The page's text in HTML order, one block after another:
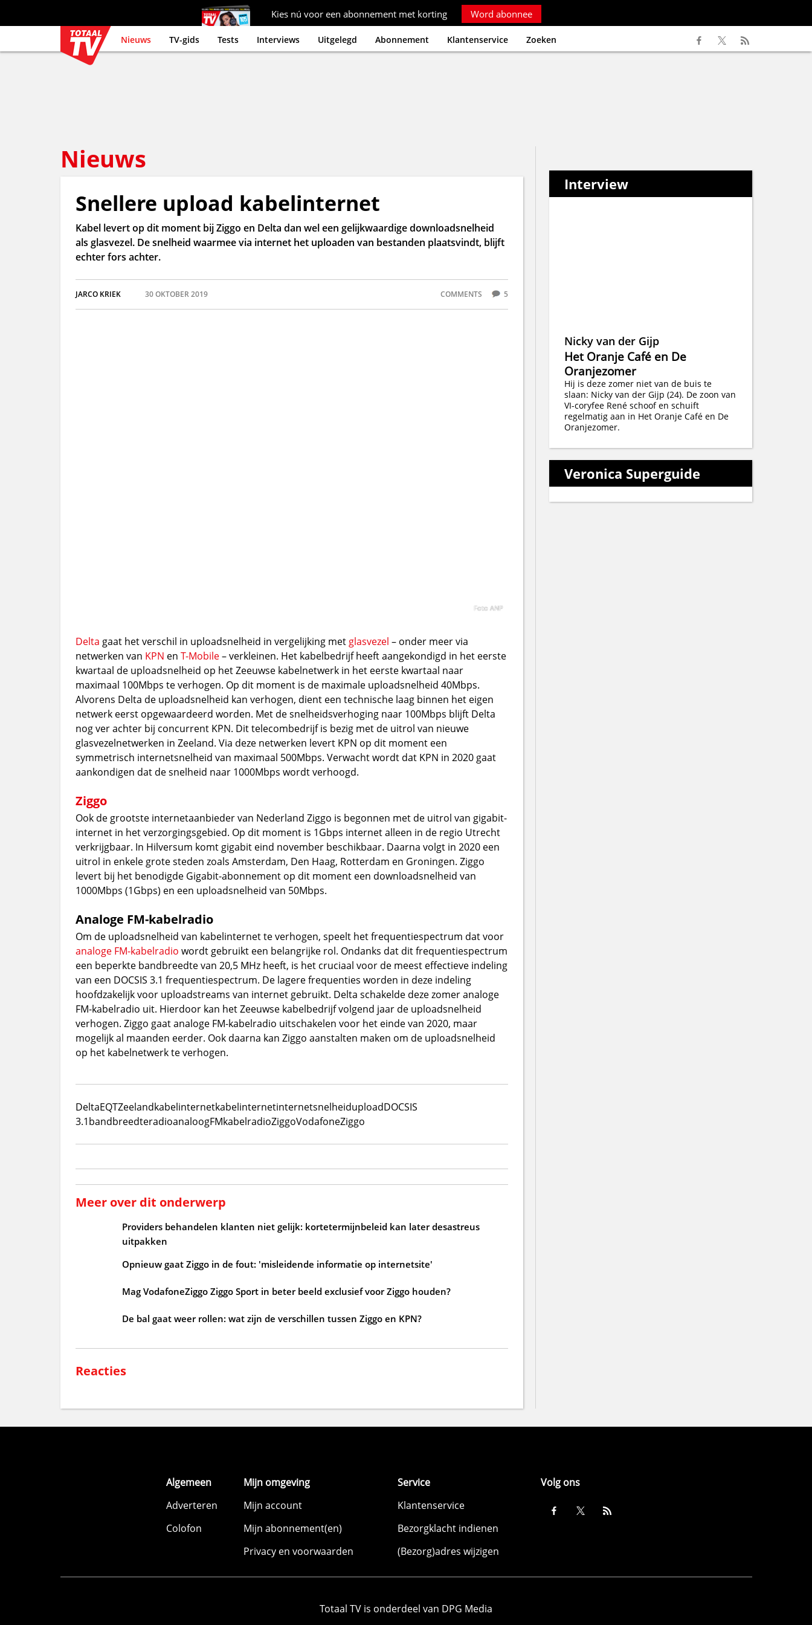
Kies nú voor een abonnement met korting Word abonnee
Nieuws TV-gids Tests Interviews Uitgelegd Abonnement Klantenservice Zoeken
Nieuws
Snellere upload kabelinternet
Kabel levert op dit moment bij Ziggo en Delta dan wel een gelijkwaardige downloadsnelheid
als glasvezel. De snelheid waarmee via internet het uploaden van bestanden plaatsvindt, blijft
echter fors achter.
JARCO KRIEK 30 OKTOBER 2019 COMMENTS 5
Foto ANP
Delta gaat het verschil in uploadsnelheid in vergelijking met glasvezel – onder meer via
netwerken van KPN en T-Mobile– verkleinen. Het kabelbedrijf heeft aangekondigd in het eerste
kwartaal de uploadsnelheid op het Zeeuwse kabelnetwerk in het eerste kwartaal naar
maximaal 100Mbps te verhogen. Op dit moment is de maximale uploadsnelheid 40Mbps.
Alvorens Delta de uploadsnelheid kan verhogen, dient een technische laag binnen het eigen
netwerk eerst opgewaardeerd worden. Met de snelheidsverhoging naar 100Mbps blijft Delta
nog ver achter bij concurrent KPN. Dit telecombedrijf is bezig met de uitrol van nieuwe
glasvezelnetwerken in Zeeland. Via deze netwerken levert KPN op dit moment een
symmetrisch internetsnelheid van maximaal 500Mbps. Verwacht wordt dat KPN in 2020 gaat
aankondigen dat de snelheid naar 1000Mbps wordt verhoogd.
Ziggo
Ook de grootste internetaanbieder van Nederland Ziggo is begonnen met de uitrol van gigabit-
internet in het verzorgingsgebied. Op dit moment is 1Gbps internet alleen in de regio Utrecht
verkrijgbaar. In Hilversum komt gigabit eind november beschikbaar. Daarna volgt in 2020 een
uitrol in enkele grote steden zoals Amsterdam, Den Haag, Rotterdam en Groningen. Ziggo
levert bij het benodigde Gigabit-abonnement op dit moment een downloadsnelheid van
1000Mbps (1Gbps) en een uploadsnelheid van 50Mbps.
Analoge FM-kabelradio
Om de uploadsnelheid van kabelinternet te verhogen, speelt het frequentiespectrum dat voor
analoge FM-kabelradio wordt gebruikt een belangrijke rol. Ondanks dat dit frequentiespectrum
een beperkte bandbreedte van 20,5 MHz heeft, is het cruciaal voor de meest effectieve indeling
van een DOCSIS 3.1 frequentiespectrum. De lagere frequenties worden in deze indeling
hoofdzakelijk voor uploadstreams van internet gebruikt. Delta schakelde deze zomer analoge
FM-kabelradio uit. Hierdoor kan het Zeeuwse kabelbedrijf volgend jaar de uploadsnelheid
verhogen. Ziggo gaat analoge FM-kabelradio uitschakelen voor het einde van 2020, maar
mogelijk al maanden eerder. Ook daarna kan Ziggo aanstalten maken om de uploadsnelheid
op het kabelnetwerk te verhogen.
DeltaEQTZeelandkabelinternetkabelinternetinternetsnelheiduploadDOCSIS
3.1bandbreedteradioanaloogFMkabelradioZiggoVodafoneZiggo
Meer over dit onderwerp
Providers behandelen klanten niet gelijk: kortetermijnbeleid kan later desastreus
uitpakken
Opnieuw gaat Ziggo in de fout: 'misleidende informatie op internetsite'
Mag VodafoneZiggo Ziggo Sport in beter beeld exclusief voor Ziggo houden?
De bal gaat weer rollen: wat zijn de verschillen tussen Ziggo en KPN?
Reacties
Interview
Nicky van der Gijp
Het Oranje Café en De
Oranjezomer
Hij is deze zomer niet van de buis te
slaan: Nicky van der Gijp (24). De zoon van
VI-coryfee René schoof en schuift
regelmatig aan in Het Oranje Café en De
Oranjezomer.
Veronica Superguide
Algemeen
Adverteren
Colofon
Mijn omgeving
Mijn account
Mijn abonnement(en)
Privacy en voorwaarden
Service
Klantenservice
Bezorgklacht indienen
(Bezorg)adres wijzigen
Volg ons
Totaal TV is onderdeel van DPG Media